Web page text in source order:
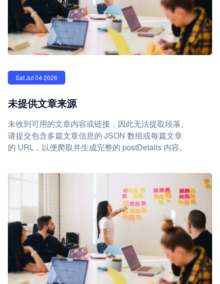
Sat Jul 04 2026
未提供文章来源
未收到可用的文章内容或链接，因此无法提取段落。
请提交包含多篇文章信息的 JSON 数组或每篇文章
的 URL，以便爬取并生成完整的 postDetails 内容。